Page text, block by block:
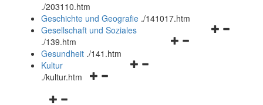
und
schließen
./203110.htm
Geschichte und Geografie ./141017.htm
Navigationsmenü
Gesellschaft und Soziales
./139.htm
Navigationsmenü
Gesundheit ./141.htm
Navigationsmenü
Kultur
./kultur.htm
Navigationsmenü